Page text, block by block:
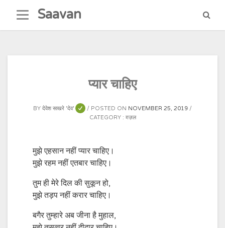
content
Saavan
प्यार चाहिए
BY देवेश साखरे 'देव' POSTED ON NOVEMBER 25, 2019
CATEGORY : ग़ज़ल
मुझे एहसान नहीं प्यार चाहिए।
मुझे रहम नहीं एतबार चाहिए।
तुम ही मेरे दिल की सुकून हो,
मुझे तड़प नहीं करार चाहिए।
बगैर तुम्हारे अब जीना है मुहाल,